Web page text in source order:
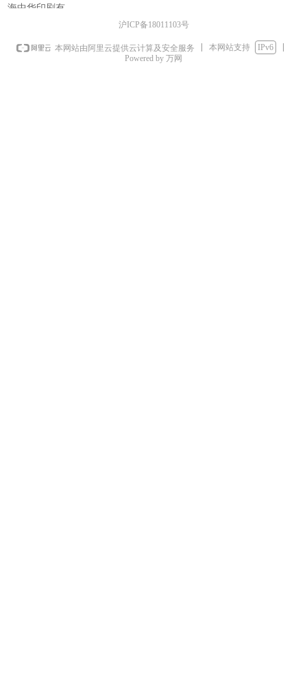
海中华印刷有
沪ICP备18011103号
本网站由阿里云提供云计算及安全服务 本网站支持
IPv6
Powered by 万网